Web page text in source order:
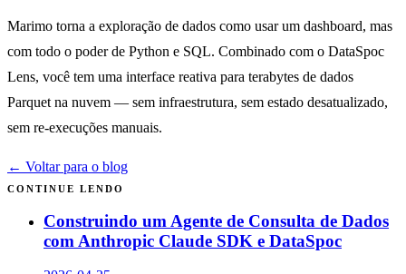
Marimo torna a exploração de dados como usar um dashboard, mas
com todo o poder de Python e SQL. Combinado com o DataSpoc
Lens, você tem uma interface reativa para terabytes de dados
Parquet na nuvem — sem infraestrutura, sem estado desatualizado,
sem re-execuções manuais.
← Voltar para o blog
CONTINUE LENDO
Construindo um Agente de Consulta de Dados
com Anthropic Claude SDK e DataSpoc